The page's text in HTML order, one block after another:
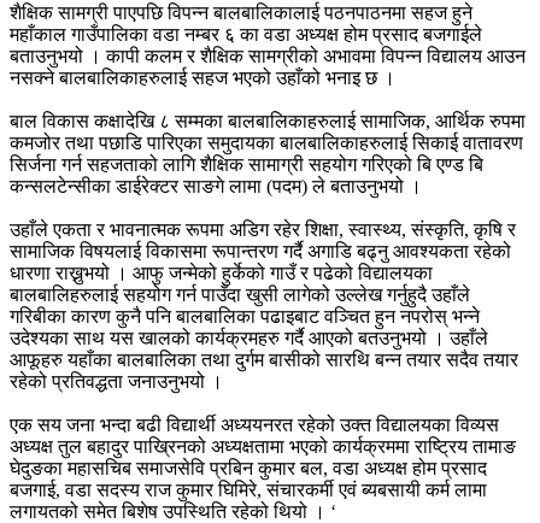
शैक्षिक सामग्री पाएपछि विपन्न बालबालिकालाई पठनपाठनमा सहज हुने
महाँकाल गाउँपालिका वडा नम्बर ६ का वडा अध्यक्ष होम प्रसाद बजगाईले
बताउनुभयो । कापी कलम र शैक्षिक सामग्रीको अभावमा विपन्न विद्यालय आउन
नसक्ने बालबालिकाहरुलाई सहज भएको उहाँको भनाइ छ ।
बाल विकास कक्षादेखि ८ सम्मका बालबालिकाहरुलाई सामाजिक, आर्थिक रुपमा
कमजोर तथा पछाडि पारिएका समुदायका बालबालिकाहरुलाई सिकाई वातावरण
सिर्जना गर्न सहजताको लागि शैक्षिक सामाग्री सहयोग गरिएको बि एण्ड बि
कन्सलटेन्सीका डाईरेक्टर साङगे लामा (पदम) ले बताउनुभयो ।
उहाँले एकता र भावनात्मक रूपमा अडिग रहेर शिक्षा, स्वास्थ्य, संस्कृति, कृषि र
सामाजिक विषयलाई विकासमा रूपान्तरण गर्दै अगाडि बढ्नु आवश्यकता रहेको
धारणा राख्नुभयो । आफु जन्मेको हुर्केको गाउँ र पढेको विद्यालयका
बालबालिहरुलाई सहयोग गर्न पाउँदा खुसी लागेको उल्लेख गर्नुहुदै उहाँले
गरिबीका कारण कुनै पनि बालबालिका पढाइबाट वञ्चित हुन नपरोस् भन्ने
उदेश्यका साथ यस खालको कार्यक्रमहरु गर्दै आएको बतउनुभयो । उहाँले
आफूहरु यहाँका बालबालिका तथा दुर्गम बासीको सारथि बन्न तयार सदैव तयार
रहेको प्रतिवद्धता जनाउनुभयो ।
एक सय जना भन्दा बढी विद्यार्थी अध्ययनरत रहेको उक्त विद्यालयका विव्यस
अध्यक्ष तुल बहादुर पाख्रिनको अध्यक्षतामा भएको कार्यक्रममा राष्ट्रिय तामाङ
घेदुङका महासचिब समाजसेवि प्रबिन कुमार बल, वडा अध्यक्ष होम प्रसाद
बजगाई, वडा सदस्य राज कुमार घिमिरे, संचारकर्मी एवं ब्यबसायी कर्म लामा
लगायतको समेत बिशेष उपस्थिति रहेको थियो । ‘